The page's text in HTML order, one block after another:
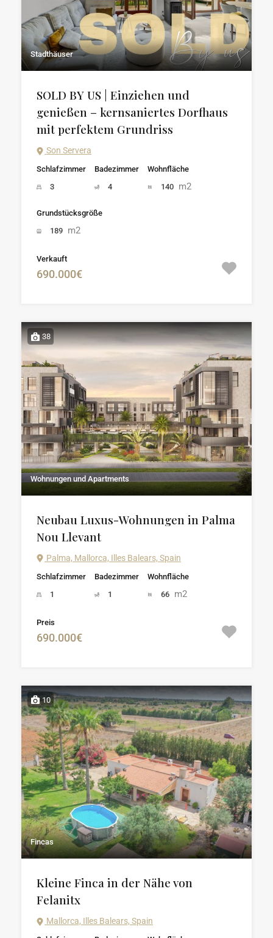
Stadthäuser
SOLD BY US | Einziehen und
genießen – kernsaniertes Dorfhaus
mit perfektem Grundriss
Son Servera
Schlafzimmer
3
Badezimmer
4
Wohnfläche
140 m2
Grundstücksgröße
189 m2
Verkauft
690.000€
38
Wohnungen und Apartments
Neubau Luxus-Wohnungen in Palma
Nou Llevant
Palma, Mallorca, Illes Balears, Spain
Schlafzimmer
1
Badezimmer
1
Wohnfläche
66 m2
Preis
690.000€
10
Fincas
Kleine Finca in der Nähe von
Felanitx
Mallorca, Illes Balears, Spain